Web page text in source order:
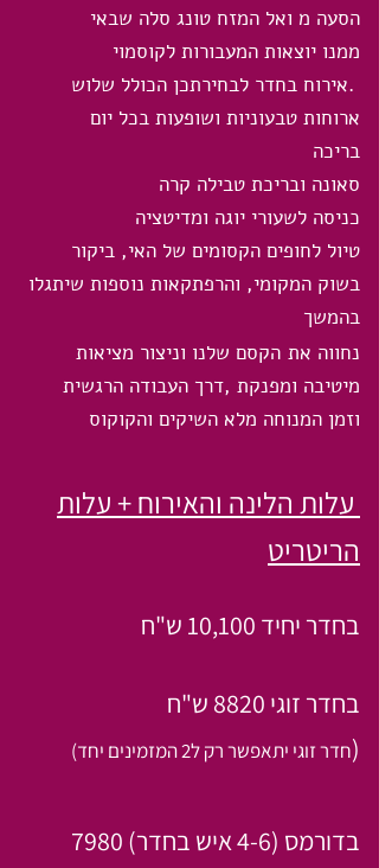
הסעה מ ואל המזח טונג סלה שבאי
ממנו יוצאות המעבורות לקוסמוי
.אירוח בחדר לבחירתכן הכולל שלוש
ארוחות טבעוניות ושופעות בכל יום
בריכה
סאונה ובריכת טבילה קרה
כניסה לשעורי יוגה ומדיטציה
טיול לחופים הקסומים של האי, ביקור
בשוק המקומי, והרפתקאות נוספות שיתגלו
בהמשך
נחווה את הקסם שלנו וניצור מציאות
מיטיבה ומפנקת ,דרך העבודה הרגשית
וזמן המנוחה מלא השיקים והקוקוס
עלות הלינה והאירוח + עלות
הריטריט
בחדר יחיד 10,100 ש"ח
בחדר זוגי 8820 ש"ח
(חדר זוגי יתאפשר רק ל2 המזמינים יחד)
בדורמס (4-6 איש בחדר) 7980